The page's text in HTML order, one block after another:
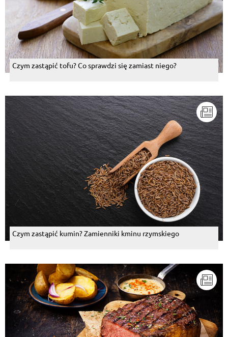
Czym zastąpić tofu? Co sprawdzi się zamiast niego?
Czym zastąpić kumin? Zamienniki kminu rzymskiego